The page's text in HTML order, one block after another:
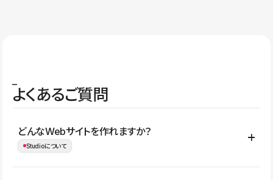
よくあるご質問
どんなWebサイトを作れますか？
Studioについて